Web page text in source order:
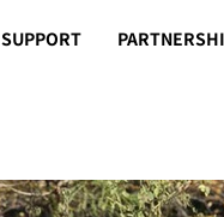
SUPPORT